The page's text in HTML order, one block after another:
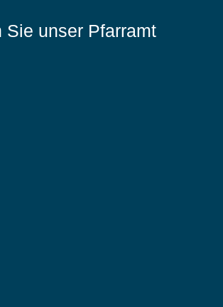
Sie unser Pfarramt